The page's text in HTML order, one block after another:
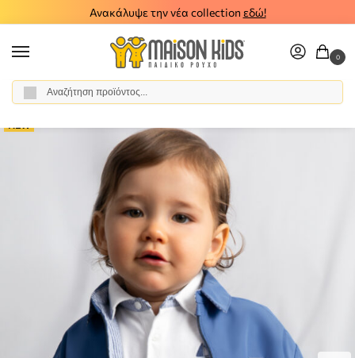
Ανακάλυψε την νέα collection εδώ!
0
Αρχική σελίδα / Αγόρι / Ρούχα